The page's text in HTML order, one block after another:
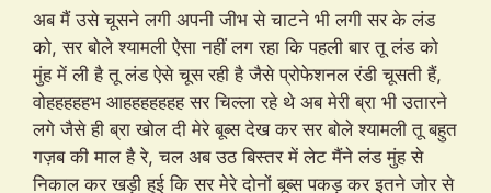
अब मैं उसे चूसने लगी अपनी जीभ से चाटने भी लगी सर के लंड
को, सर बोले श्यामली ऐसा नहीं लग रहा कि पहली बार तू लंड को
मुंह में ली है तू लंड ऐसे चूस रही है जैसे प्रोफेशनल रंडी चूसती हैं,
वोहहहहहभ आहहहहहहह सर चिल्ला रहे थे अब मेरी ब्रा भी उतारने
लगे जैसे ही ब्रा खोल दी मेरे बूब्स देख कर सर बोले श्यामली तू बहुत
गज़ब की माल है रे, चल अब उठ बिस्तर में लेट मैंने लंड मुंह से
निकाल कर खड़ी हुई कि सर मेरे दोनों बूब्स पकड़ कर इतने जोर से